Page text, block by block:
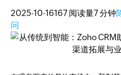
2025-10-16167 阅读量7 分钟
问